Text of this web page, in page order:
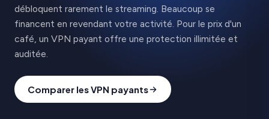
débloquent rarement le streaming. Beaucoup se
financent en revendant votre activité. Pour le prix d'un
café, un VPN payant offre une protection illimitée et
auditée.
Comparer les VPN payants